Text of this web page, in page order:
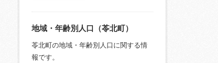
地域・年齢別人口（苓北町）
苓北町の地域・年齢別人口に関する情
報です。